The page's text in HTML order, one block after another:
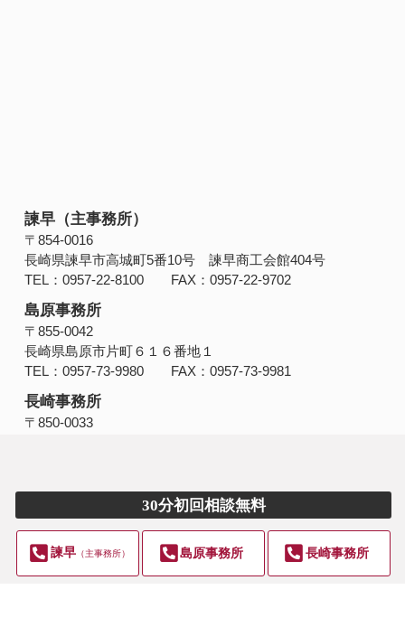
諫早（主事務所）
〒854‐0016
長崎県諫早市高城町5番10号 諫早商工会館404号
TEL：0957-22-8100 FAX：0957-22-9702
島原事務所
〒855-0042
長崎県島原市片町６１６番地１
TEL：0957-73-9980 FAX：0957-73-9981
長崎事務所
〒850-0033
30分初回相談無料
諫早（主事務所） 島原事務所 長崎事務所